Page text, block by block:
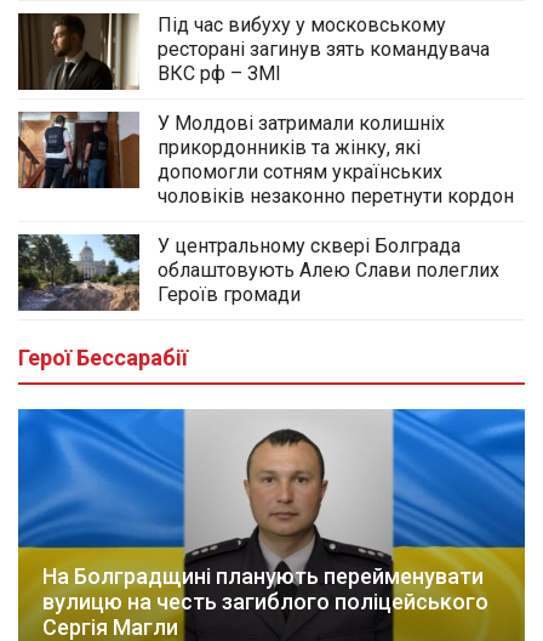
Під час вибуху у московському
ресторані загинув зять командувача
ВКС рф – ЗМІ
У Молдові затримали колишніх
прикордонників та жінку, які
допомогли сотням українських
чоловіків незаконно перетнути кордон
У центральному сквері Болграда
облаштовують Алею Слави полеглих
Героїв громади
Герої Бессарабії
На Болградщині планують перейменувати
вулицю на честь загиблого поліцейського
Сергія Магли